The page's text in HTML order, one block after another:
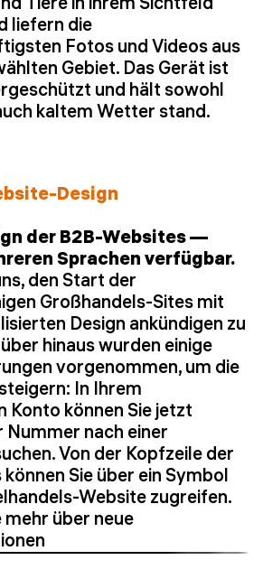
liefern die
Fotos und Videos aus
Gebiet. Das Gerät ist
und hält sowohl
kaltem Wetter stand.
Design
der B2B-Websites —
Sprachen verfügbar.
den Start der
Großhandels-Sites mit
Design ankündigen zu
hinaus wurden einige
vorgenommen, um die
In Ihrem
Konto können Sie jetzt
Nummer nach einer
Von der Kopfzeile der
Sie über ein Symbol
Website zugreifen.
mehr über neue